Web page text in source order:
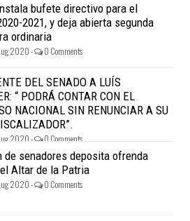
bufete directivo para el
2021, y deja abierta segunda
ordinaria
2020 - 0 Comments
DEL SENADO A LUÍS
“ PODRÁ CONTAR CON EL
NACIONAL SIN RENUNCIAR A SU
2020 - 0 Comments
de senadores deposita ofrenda
Altar de la Patria
2020 - 0 Comments